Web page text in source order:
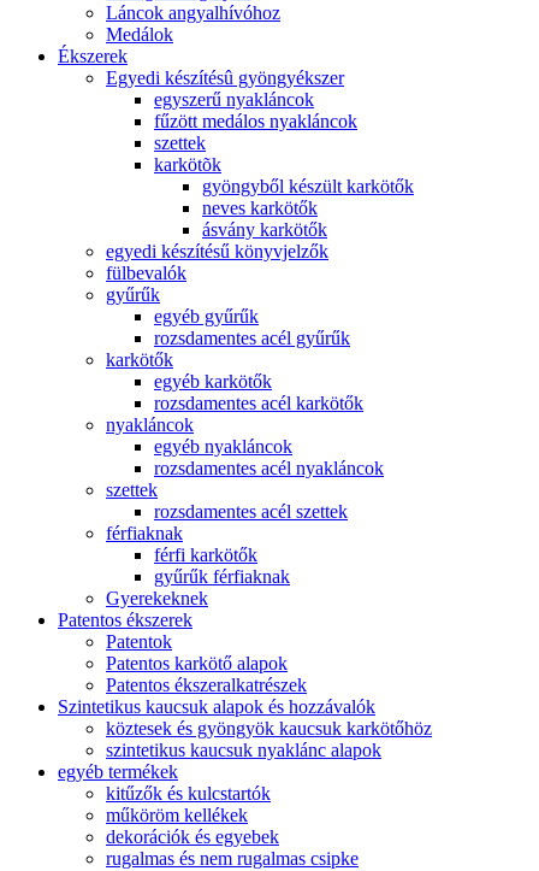
Láncok angyalhívóhoz
Medálok
Ékszerek
Egyedi készítésû gyöngyékszer
egyszerű nyakláncok
fűzött medálos nyakláncok
szettek
karkötõk
gyöngyből készült karkötők
neves karkötők
ásvány karkötők
egyedi készítésű könyvjelzők
fülbevalók
gyűrűk
egyéb gyűrűk
rozsdamentes acél gyűrűk
karkötők
egyéb karkötők
rozsdamentes acél karkötők
nyakláncok
egyéb nyakláncok
rozsdamentes acél nyakláncok
szettek
rozsdamentes acél szettek
férfiaknak
férfi karkötők
gyűrűk férfiaknak
Gyerekeknek
Patentos ékszerek
Patentok
Patentos karkötő alapok
Patentos ékszeralkatrészek
Szintetikus kaucsuk alapok és hozzávalók
köztesek és gyöngyök kaucsuk karkötőhöz
szintetikus kaucsuk nyaklánc alapok
egyéb termékek
kitűzők és kulcstartók
műköröm kellékek
dekorációk és egyebek
rugalmas és nem rugalmas csipke